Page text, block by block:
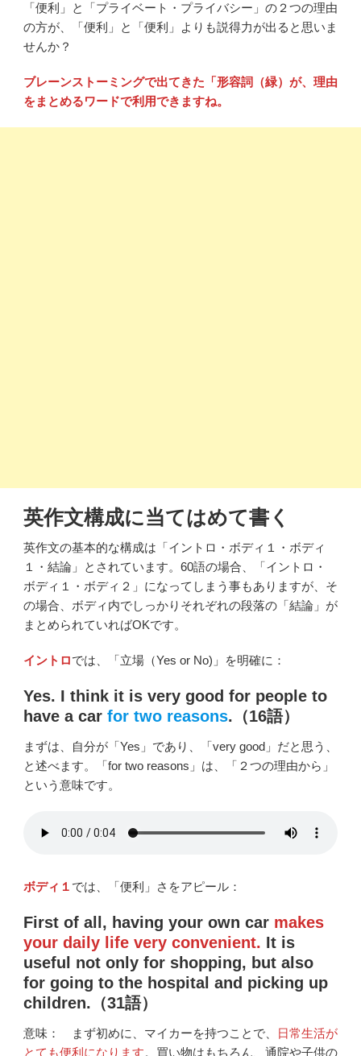
「便利」と「プライベート・プライバシー」の２つの理由
の方が、「便利」と「便利」よりも説得力が出ると思いま
せんか？
ブレーンストーミングで出てきた「形容詞（緑）が、理由
をまとめるワードで利用できますね。
英作文構成に当てはめて書く
英作文の基本的な構成は「イントロ・ボディ１・ボディ
１・結論」とされています。60語の場合、「イントロ・
ボディ１・ボディ２」になってしまう事もありますが、そ
の場合、ボディ内でしっかりそれぞれの段落の「結論」が
まとめられていればOKです。
イントロでは、「立場（Yes or No)」を明確に：
Yes. I think it is very good for people to
have a car for two reasons.（16語）
まずは、自分が「Yes」であり、「very good」だと思う、
と述べます。「for two reasons」は、「２つの理由から」
という意味です。
ボディ１ では、「便利」さをアピール：
First of all, having your own car makes
your daily life very convenient. It is
useful not only for shopping, but also
for going to the hospital and picking up
children.（31語）
意味： まず初めに、マイカーを持つことで、
日常生活が
とても便利になります。買い物はもちろん、通院や子供の